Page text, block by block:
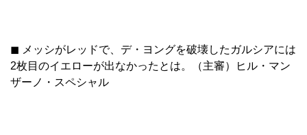
◼︎ メッシがレッドで、デ・ヨングを破壊したガルシアには
2枚目のイエローが出なかったとは。（主審）ヒル・マン
ザーノ・スペシャル